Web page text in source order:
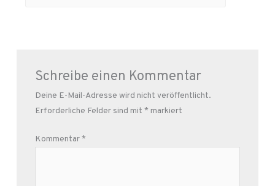
Schreibe einen Kommentar
Deine E-Mail-Adresse wird nicht veröffentlicht.
Erforderliche Felder sind mit * markiert
Kommentar*